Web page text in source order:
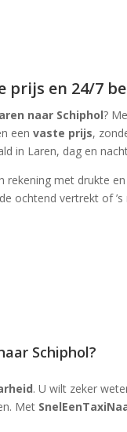
prijs en 24/7
naar Schiphol?
een vaste prijs,
in Laren, dag en
rekening met drukte
ochtend vertrekt of
Schiphol?
. U wilt zeker
Met